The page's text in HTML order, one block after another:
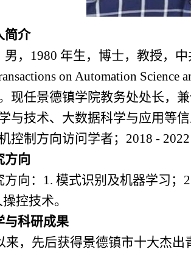
简介
， 1980 年生，博士，教授，
on Automation Science
现任景德镇学院教务处处长，
与技术、大数据科学与应用等信
控制方向访问学者； 2018 - 2022
方向
方向：1. 模式识别及机器学习
控技术。
与科研成果
来，先后获得景德镇市十大杰